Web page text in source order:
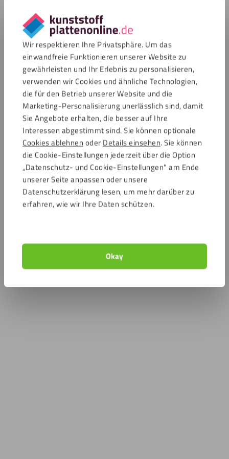
Wir respektieren Ihre Privatsphäre. Um das
einwandfreie Funktionieren unserer Website zu
gewährleisten und Ihr Erlebnis zu personalisieren,
verwenden wir Cookies und ähnliche Technologien,
die für den Betrieb unserer Website und die
Marketing-Personalisierung unerlässlich sind, damit
Sie Angebote erhalten, die besser auf Ihre
Interessen abgestimmt sind. Sie können optionale
Cookies ablehnen oder Details einsehen. Sie können
die Cookie-Einstellungen jederzeit über die Option
„Datenschutz- und Cookie-Einstellungen" am Ende
unserer Seite anpassen oder unsere
Datenschutzerklärung lesen, um mehr darüber zu
erfahren, wie wir Ihre Daten schützen.
Okay